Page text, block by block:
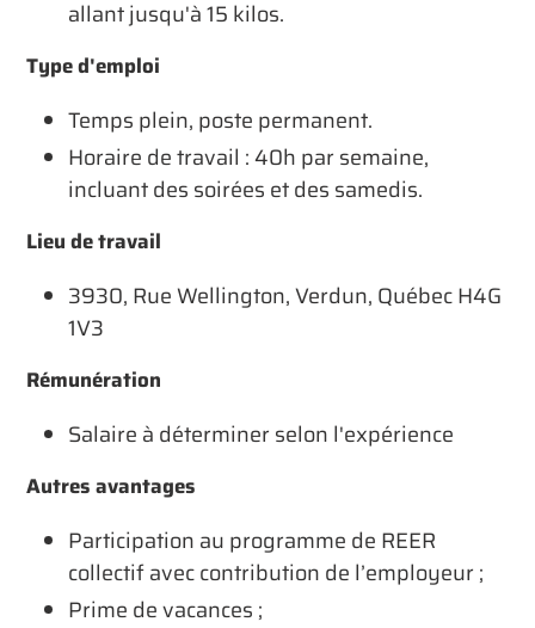
allant jusqu'à 15 kilos.
Type d'emploi
Temps plein, poste permanent.
Horaire de travail : 40h par semaine,
incluant des soirées et des samedis.
Lieu de travail
3930, Rue Wellington, Verdun, Québec H4G
1V3
Rémunération
Salaire à déterminer selon l'expérience
Autres avantages
Participation au programme de REER
collectif avec contribution de l’employeur ;
Prime de vacances ;